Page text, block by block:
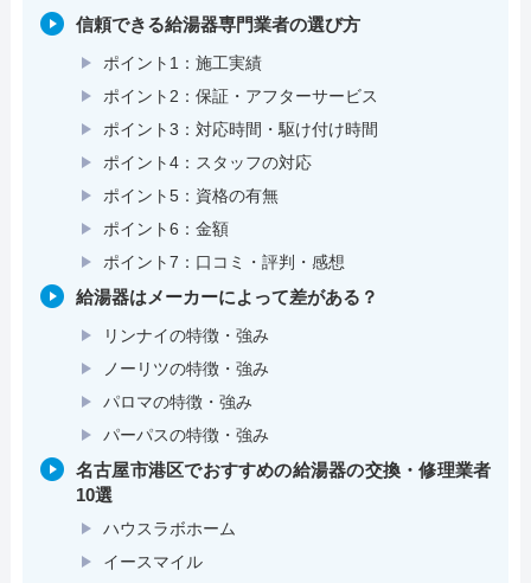
信頼できる給湯器専門業者の選び方
ポイント1：施工実績
ポイント2：保証・アフターサービス
ポイント3：対応時間・駆け付け時間
ポイント4：スタッフの対応
ポイント5：資格の有無
ポイント6：金額
ポイント7：口コミ・評判・感想
給湯器はメーカーによって差がある？
リンナイの特徴・強み
ノーリツの特徴・強み
パロマの特徴・強み
パーパスの特徴・強み
名古屋市港区でおすすめの給湯器の交換・修理業者
10選
ハウスラボホーム
イースマイル